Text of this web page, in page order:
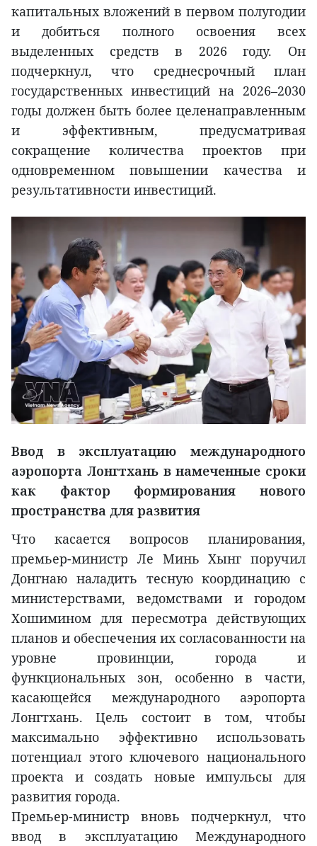
капитальных вложений в первом полугодии
и добиться полного освоения всех
выделенных средств в 2026 году. Он
подчеркнул, что среднесрочный план
государственных инвестиций на 2026–2030
годы должен быть более целенаправленным
и эффективным, предусматривая
сокращение количества проектов при
одновременном повышении качества и
результативности инвестиций.
Ввод в эксплуатацию международного
аэропорта Лонгтхань в намеченные сроки
как фактор формирования нового
пространства для развития
Что касается вопросов планирования,
премьер-министр Ле Минь Хынг поручил
Донгнаю наладить тесную координацию с
министерствами, ведомствами и городом
Хошимином для пересмотра действующих
планов и обеспечения их согласованности на
уровне провинции, города и
функциональных зон, особенно в части,
касающейся международного аэропорта
Лонгтхань. Цель состоит в том, чтобы
максимально эффективно использовать
потенциал этого ключевого национального
проекта и создать новые импульсы для
развития города.
Премьер-министр вновь подчеркнул, что
ввод в эксплуатацию Международного